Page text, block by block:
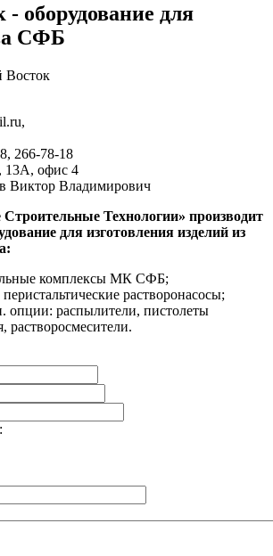
- оборудование для
СФБ
266-78-18
13А, офис 4
Виктор Владимирович
Технологии» производит
для изготовления изделий из
комплексы МК СФБ;
растворонасосы;
опции: распылители, пистолеты
растворосмесители.